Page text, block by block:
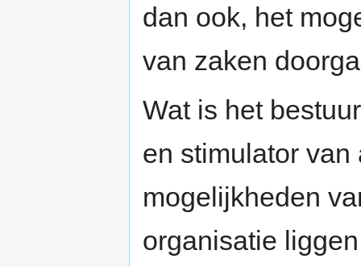
dan ook, het
van zaken
Wat is het
en stimulator
mogelijkheden
organisatie